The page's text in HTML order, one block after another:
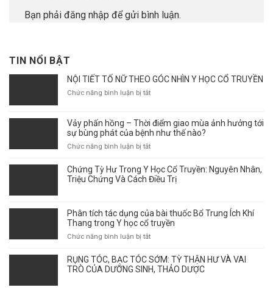
Bạn phải đăng nhập để gửi bình luận.
TIN NỔI BẬT
NỘI TIẾT TỐ NỮ THEO GÓC NHÌN Y HỌC CỔ TRUYỀN
Chức năng bình luận bị tắtở
TỐ
NỮ
THEO
NHÌN
Y
Vảy phấn hồng – Thời điểm giao mùa ảnh hưởng tới
sự bùng phát của bệnh như thế nào?
Chức năng bình luận bị tắtở
phấn
hồng
điểm
giao
mùa
ảnh
tới
sự
Chứng Tỳ Hư Trong Y Học Cổ Truyền: Nguyên Nhân,
Triệu Chứng Và Cách Điều Trị
Phân tích tác dụng của bài thuốc Bổ Trung Ích Khí
Thang trong Y học cổ truyền
Chức năng bình luận bị tắtở
tích
tác
RỤNG TÓC, BẠC TÓC SỚM: TỲ THẬN HƯ VÀ VAI
TRÒ CỦA DƯỠNG SINH, THẢO DƯỢC